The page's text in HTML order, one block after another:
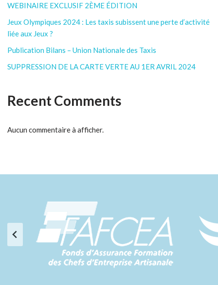
WEBINAIRE EXCLUSIF 2ÈME ÉDITION
Jeux Olympiques 2024 : Les taxis subissent une perte d’activité
liée aux Jeux ?
Publication Bilans – Union Nationale des Taxis
SUPPRESSION DE LA CARTE VERTE AU 1ER AVRIL 2024
Recent Comments
Aucun commentaire à afficher.